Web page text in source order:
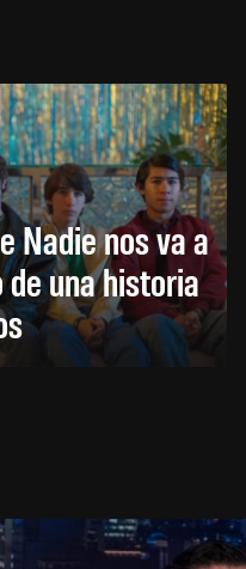
Nadie nos va a
una historia